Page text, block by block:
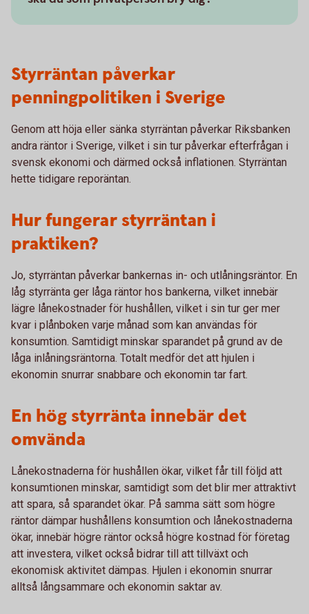
Styrräntan påverkar
penningpolitiken i Sverige
Genom att höja eller sänka styrräntan påverkar Riksbanken
andra räntor i Sverige, vilket i sin tur påverkar efterfrågan i
svensk ekonomi och därmed också inflationen. Styrräntan
hette tidigare reporäntan.
Hur fungerar styrräntan i
praktiken?
Jo, styrräntan påverkar bankernas in- och utlåningsräntor. En
låg styrränta ger låga räntor hos bankerna, vilket innebär
lägre lånekostnader för hushållen, vilket i sin tur ger mer
kvar i plånboken varje månad som kan användas för
konsumtion. Samtidigt minskar sparandet på grund av de
låga inlåningsräntorna. Totalt medför det att hjulen i
ekonomin snurrar snabbare och ekonomin tar fart.
En hög styrränta innebär det
omvända
Lånekostnaderna för hushållen ökar, vilket får till följd att
konsumtionen minskar, samtidigt som det blir mer attraktivt
att spara, så sparandet ökar. På samma sätt som högre
räntor dämpar hushållens konsumtion och lånekostnaderna
ökar, innebär högre räntor också högre kostnad för företag
att investera, vilket också bidrar till att tillväxt och
ekonomisk aktivitet dämpas. Hjulen i ekonomin snurrar
alltså långsammare och ekonomin saktar av.